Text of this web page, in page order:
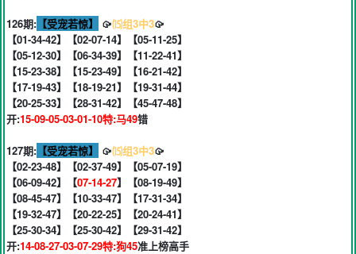
126期: 【受宠若惊】 🥠⒂组3中3🥠
【01-34-42】【02-07-14】【05-11-25】
【05-12-30】【06-34-39】【11-22-41】
【15-23-38】【15-23-49】【16-21-42】
【17-19-43】【18-19-21】【19-31-44】
【20-25-33】【28-31-42】【45-47-48】
开:15-09-05-03-01-10特:马49错
127期: 【受宠若惊】 🥠⒂组3中3🥠
【02-23-48】【02-37-49】【05-07-19】
【06-09-42】【07-14-27】【08-19-49】
【08-45-47】【10-33-47】【17-31-34】
【19-32-47】【20-22-25】【20-24-41】
【25-30-34】【25-30-42】【29-31-42】
开:14-08-27-03-07-29特:狗45准上榜高手